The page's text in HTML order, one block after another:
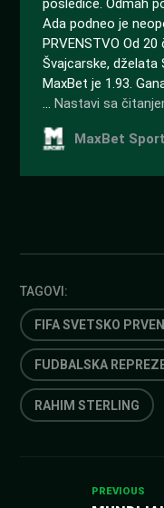
TAGOVI:
FIFA SVETSKO
FUDBALSKA
RAHIM STERLING
PREVIOUS